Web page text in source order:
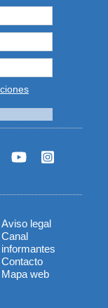
Menú
del
Aviso legal
Canal
informantes
Contacto
Mapa web